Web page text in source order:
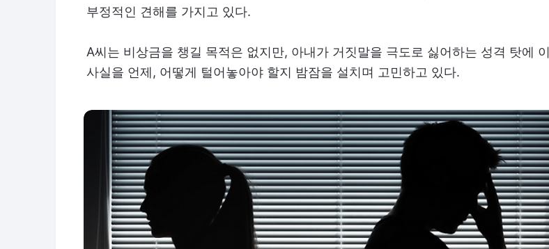
부정적인 견해를 가지고 있다.
A씨는 비상금을 챙길 목적은 없지만, 아내가 거짓말을 극도로 싫어하는 성격 탓에 이
사실을 언제, 어떻게 털어놓아야 할지 밤잠을 설치며 고민하고 있다.